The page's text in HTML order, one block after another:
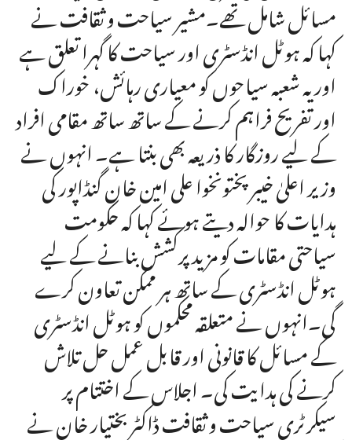
مسائل شامل تھے۔مشیر سیاحت و ثقافت نے
کہا کہ ہوٹل انڈسٹری اور سیاحت کا گہرا تعلق ہے
اور یہ شعبہ سیاحوں کو معیاری رہائش، خوراک
اور تفریح فراہم کرنے کے ساتھ ساتھ مقامی افراد
کے لیے روزگار کا ذریعہ بھی بنتا ہے۔ انہوں نے
وزیر اعلیٰ خیبر پختونخوا علی امین خان گنڈاپور کی
ہدایات کا حوالہ دیتے ہوئے کہا کہ حکومت
سیاحتی مقامات کو مزید پرکشش بنانے کے لیے
ہوٹل انڈسٹری کے ساتھ ہر ممکن تعاون کرے
گی۔انہوں نے متعلقہ محکموں کو ہوٹل انڈسٹری
کے مسائل کا قانونی اور قابل عمل حل تلاش
کرنے کی ہدایت کی۔ اجلاس کے اختتام پر
سیکرٹری سیاحت و ثقافت ڈاکٹر بختیار خان نے